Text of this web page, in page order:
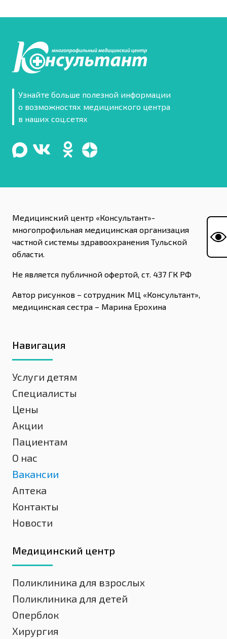
Узнайте больше полезной информации
о возможностях медицинского центра
в наших соц.сетях
Медицинский центр «Консультант»-
многопрофильная медицинская организация
частной системы здравоохранения Тульской
области.
Не является публичной офертой, ст. 437 ГК РФ
Автор рисунков – сотрудник МЦ «Консультант»,
медицинская сестра – Марина Ерохина
Навигация
Услуги детям
Специалисты
Цены
Акции
Пациентам
О нас
Вакансии
Аптека
Контакты
Новости
Медицинский центр
Поликлиника для взрослых
Поликлиника для детей
Оперблок
Хирургия